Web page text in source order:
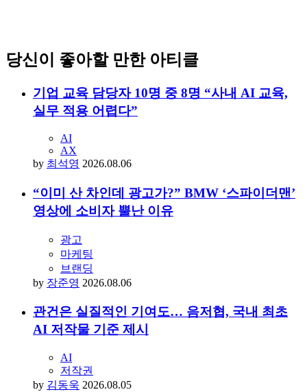
당신이 좋아할 만한 아티클
기업 교육 담당자 10명 중 8명 “사내 AI 교육,
실무 적용 어렵다”
AI
AX
by 최석영 2026.08.06
“이미 산 차인데 광고가?” BMW ‘스파이더맨’
영상에 소비자 뿔난 이유
광고
마케팅
브랜딩
by 장준영 2026.08.06
관건은 실질적인 기여도… 음저협, 국내 최초
AI 저작물 기준 제시
AI
저작권
by 김동욱 2026.08.05